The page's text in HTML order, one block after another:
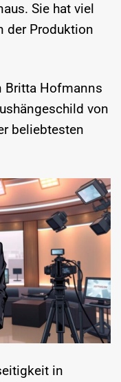
Sie hat viel
der Produktion
Britta Hofmanns
von
beliebtesten
in